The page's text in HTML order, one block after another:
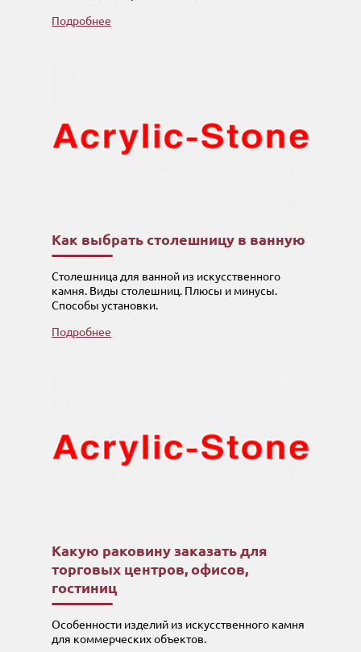
Подробнее
Как выбрать столешницу в ванную
Столешница для ванной из искусственного
камня. Виды столешниц. Плюсы и минусы.
Способы установки.
Подробнее
Какую раковину заказать для
торговых центров, офисов,
гостиниц
Особенности изделий из искусственного камня
для коммерческих объектов.